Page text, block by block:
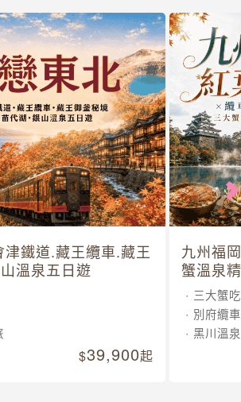
鐵道.藏王纜車.藏王
溫泉五日遊
39,900起
九州福
蟹溫泉
三大蟹
別府纜車
黑川溫泉